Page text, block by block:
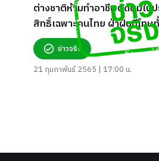
ต่างชาติห้ามทำอาชีพตัดผมใน
สิทธิ์เฉพาะคนไทย ฝ่าฝืนมีโทษ
จริงหรือ?
ข่าวจริง
21 กุมภาพันธ์ 2565 | 17:00 น.